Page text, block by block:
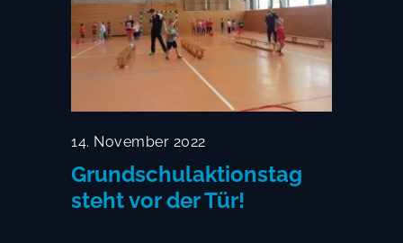
14. November 2022
Grundschulaktionstag
steht vor der Tür!